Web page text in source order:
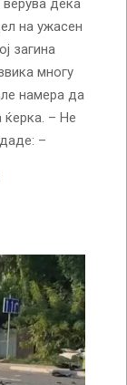
дека
на ужасен
загина
многу
намера да
ќерка. – Не
–